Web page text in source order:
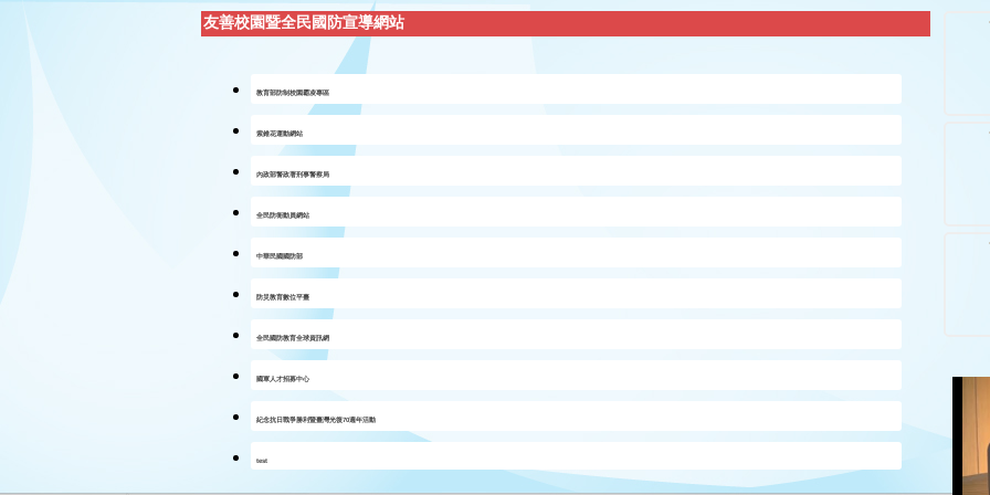
友善校園暨全民國防宣導網站
教育部防制校園霸凌專區
紫錐花運動網站
內政部警政署刑事警察局
全民防衛動員網站
中華民國國防部
防災教育數位平臺
全民國防教育全球資訊網
國軍人才招募中心
紀念抗日戰爭勝利暨臺灣光復70週年活動
test